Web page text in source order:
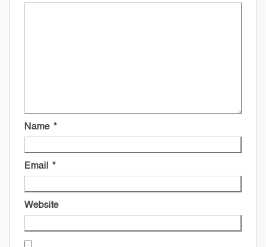
Name *
Email *
Website